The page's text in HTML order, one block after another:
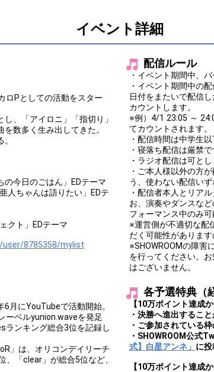
イベント詳細
ロPとしての活動をスター
、「アイロニ」「指切り」
数多く生み出してきた。
の今日のごはん」EDテーマ
人ちゃんは語りたい」EDテ
クト」EDテーマ
user/8785358/mylist
月にYouTubeで活動開始。
ーベルyunion.waveを発足
ランキング総合3位を記録し
」は、オリコンデイリーチ
、「clear」が総合5位など、
配信ルール
・イベント期間中、
・イベント期間中の
日付をまたいで配信
カウントします。
※例）4/1 23:05 ～
てカウントされます。
・配信時間は中学生
・寝落ち配信は厳禁で
・ラジオ配信は可とし
・ご本人様以外の方
う、使わない配信いず
・配信者本人とリア
お、演奏やダンスな
フォーマンス中のみ可
※運営側が不適切な配
だく可能性があります
※SHOWROOMの障害
を行ってください。
はございません。
各予選特典（
【10万ポイント達成
・決勝へ進出すること
・ご参加されている
・SHOWROOM公式
式】白星アンネ」 に
【10万ポイント達成